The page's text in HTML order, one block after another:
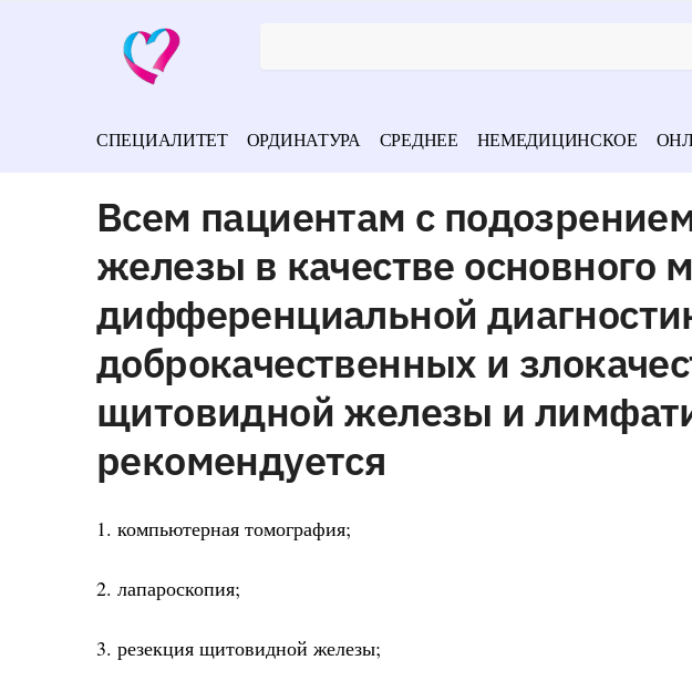
СПЕЦИАЛИТЕТ ОРДИНАТУРА СРЕДНЕЕ НЕМЕДИЦИНСКОЕ
Всем пациентам с
железы в качестве основного
дифференциальной
доброкачественных и
щитовидной железы и
рекомендуется
1. компьютерная томография;
2. лапароскопия;
3. резекция щитовидной железы;